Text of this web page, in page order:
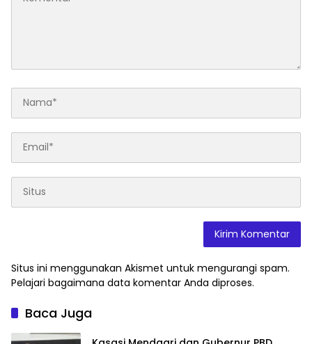
Situs ini menggunakan Akismet untuk mengurangi spam.
Pelajari bagaimana data komentar Anda diproses.
Baca Juga